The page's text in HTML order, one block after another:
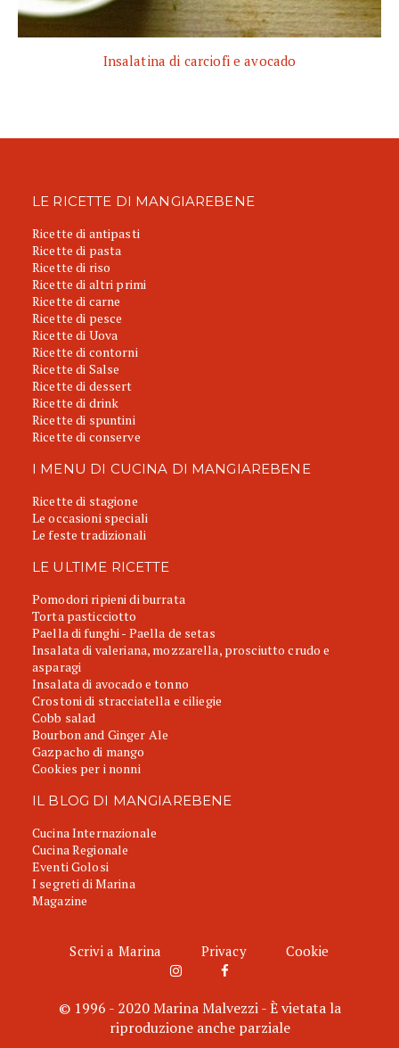
Insalatina di carciofi e avocado
LE RICETTE DI MANGIAREBENE
Ricette di antipasti
Ricette di pasta
Ricette di riso
Ricette di altri primi
Ricette di carne
Ricette di pesce
Ricette di Uova
Ricette di contorni
Ricette di Salse
Ricette di dessert
Ricette di drink
Ricette di spuntini
Ricette di conserve
I MENU DI CUCINA DI MANGIAREBENE
Ricette di stagione
Le occasioni speciali
Le feste tradizionali
LE ULTIME RICETTE
Pomodori ripieni di burrata
Torta pasticciotto
Paella di funghi - Paella de setas
Insalata di valeriana, mozzarella, prosciutto crudo e
asparagi
Insalata di avocado e tonno
Crostoni di stracciatella e ciliegie
Cobb salad
Bourbon and Ginger Ale
Gazpacho di mango
Cookies per i nonni
IL BLOG DI MANGIAREBENE
Cucina Internazionale
Cucina Regionale
Eventi Golosi
I segreti di Marina
Magazine
Scrivi a Marina Privacy Cookie
© 1996 - 2020 Marina Malvezzi - È vietata la
riproduzione anche parziale